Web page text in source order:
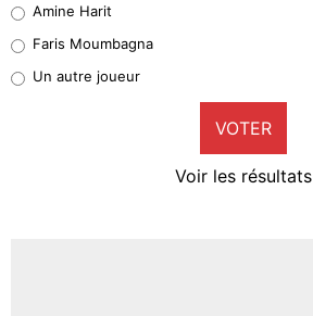
1%
9%
Amine Harit
Faris Moumbagna
Un autre joueur
VOTER
Voir les résultats